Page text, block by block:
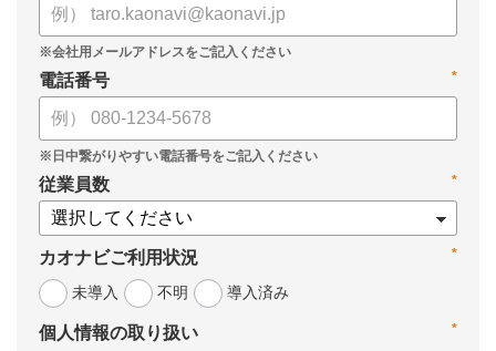
*
電話番号
*
従業員数
*
カオナビご利用状況
未導入
不明 導入済み
*
個人情報の取り扱い